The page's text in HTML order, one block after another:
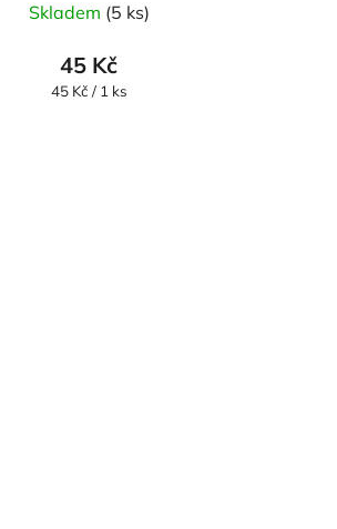
Skladem (5 ks)
45 Kč
Měrná
45 Kč / 1 ks